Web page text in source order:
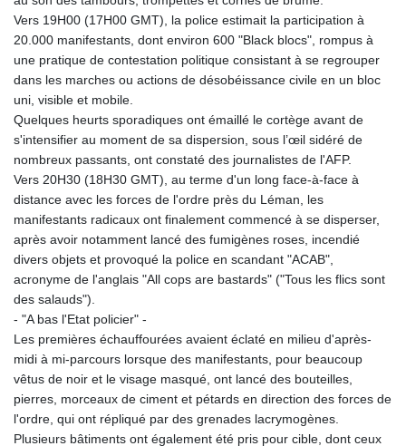
ISK 141.815325
JEP 0.858801
JMD 183.527469
JOD 0.819276
JPY 182.208653
KGS 101.048565
KHR
4682.700886
KMF 493.401915
KRW
1644.196411
KWD 0.357306
KYD 0.962469
KZT 541.953128
LBP
103475.784612
LKR 387.551407
LRD 209.436313
LSL 18.846604
Vers 19H00 (17H00 GMT), la police estimait la participation à
20.000 manifestants, dont environ 600 "Black blocs", rompus à
une pratique de contestation politique consistant à se regrouper
dans les marches ou actions de désobéissance civile en un bloc
uni, visible et mobile.
Quelques heurts sporadiques ont émaillé le cortège avant de
s'intensifier au moment de sa dispersion, sous l’œil sidéré de
nombreux passants, ont constaté des journalistes de l'AFP.
Vers 20H30 (18H30 GMT), au terme d'un long face-à-face à
distance avec les forces de l'ordre près du Léman, les
manifestants radicaux ont finalement commencé à se disperser,
après avoir notamment lancé des fumigènes roses, incendié
divers objets et provoqué la police en scandant "ACAB",
acronyme de l'anglais "All cops are bastards" ("Tous les flics sont
des salauds").
- "A bas l'Etat policier" -
Les premières échauffourées avaient éclaté en milieu d'après-
midi à mi-parcours lorsque des manifestants, pour beaucoup
vêtus de noir et le visage masqué, ont lancé des bouteilles,
pierres, morceaux de ciment et pétards en direction des forces de
l'ordre, qui ont répliqué par des grenades lacrymogènes.
Plusieurs bâtiments ont également été pris pour cible, dont ceux